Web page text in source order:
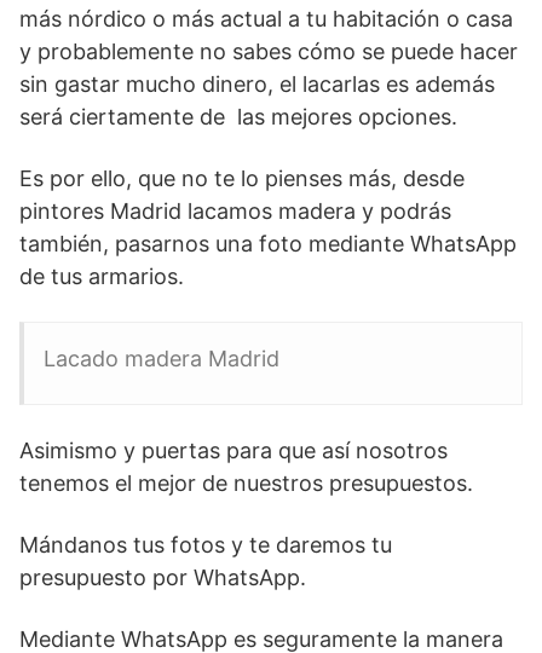
más nórdico o más actual a tu habitación o casa
y probablemente no sabes cómo se puede hacer
sin gastar mucho dinero, el lacarlas es además
será ciertamente de las mejores opciones.
Es por ello, que no te lo pienses más, desde
pintores Madrid lacamos madera y podrás
también, pasarnos una foto mediante WhatsApp
de tus armarios.
Lacado madera Madrid
Asimismo y puertas para que así nosotros
tenemos el mejor de nuestros presupuestos.
Mándanos tus fotos y te daremos tu
presupuesto por WhatsApp.
Mediante WhatsApp es seguramente la manera